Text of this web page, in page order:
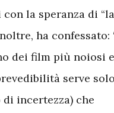
la speranza di
ha confessato:
dei film più noiosi e
serve
incertezza) che